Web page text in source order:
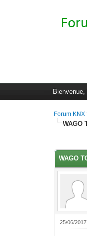
Forum
WAGO
WAGO
25/06/